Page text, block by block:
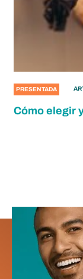
PRESENTADA
Cómo elegir